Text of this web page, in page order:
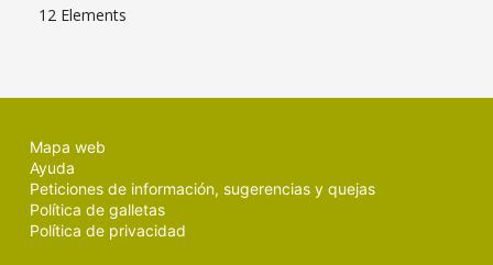
12 Elements
Mapa web
Ayuda
Peticiones de información, sugerencias y quejas
Política de galletas
Política de privacidad